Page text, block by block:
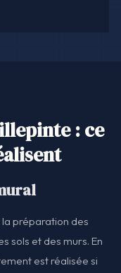
: ce
préparation des
sols et des murs. En
est réalisée si